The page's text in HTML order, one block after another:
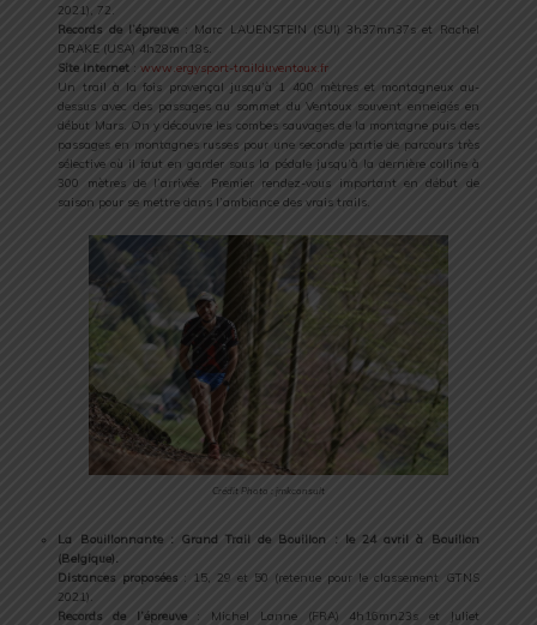
2021), 72.
Records de l’épreuve: Marc LAUENSTEIN (SUI) 3h37mn37s et Rachel
DRAKE (USA) 4h28mn18s.
Site Internet :www.ergysport-trailduventoux.fr
Un trail à la fois provençal jusqu’à 1 400 mètres et montagneux au-
dessus avec des passages au sommet du Ventoux souvent enneigés en
début Mars. On y découvre les combes sauvages de la montagne puis des
passages en montagnes russes pour une seconde partie de parcours très
sélective où il faut en garder sous la pédale jusqu’à la dernière colline à
300 mètres de l’arrivée. Premier rendez-vous important en début de
saison pour se mettre dans l’ambiance des vrais trails.
Crédit Photo : jmkconsult
La Bouillonnante : Grand Trail de Bouillon : le 24 avril à Bouillon
(Belgique).
Distances proposées: 15, 29 et 50 (retenue pour le classement GTNS
2021).
Records de l’épreuve: Michel Lanne (FRA) 4h16mn23s et Juliet